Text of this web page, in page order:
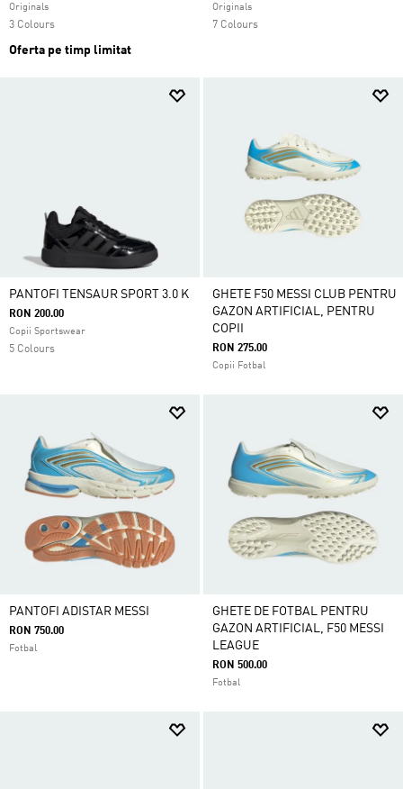
Originals
3 Colours
Oferta pe timp limitat
Originals
7 Colours
PANTOFI TENSAUR SPORT 3.0 K
RON 200.00
Copii Sportswear
5 Colours
GHETE F50 MESSI CLUB PENTRU
GAZON ARTIFICIAL, PENTRU
COPII
RON 275.00
Copii Fotbal
PANTOFI ADISTAR MESSI
RON 750.00
Fotbal
GHETE DE FOTBAL PENTRU
GAZON ARTIFICIAL, F50 MESSI
LEAGUE
RON 500.00
Fotbal